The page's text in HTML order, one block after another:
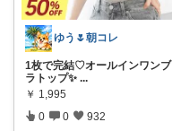
ゆう🌷朝コレ
1枚で完結♡オールインワンブ
ラトップ✨ ...
￥ 1,995
0 0 932